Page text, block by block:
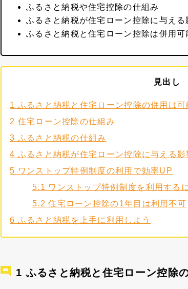
ふるさと納税や住宅控除の仕組み
ふるさと納税が住宅ローン控除に与える
ふるさと納税と住宅ローン控除は併用可
見出し
1 ふるさと納税と住宅ローン控除の併用は可
2 住宅ローン控除の仕組み
3 ふるさと納税の仕組み
4 ふるさと納税が住宅ローン控除に与える影
5 ワンストップ特例制度の利用で効率UP
5.1 ワンストップ特例制度を利用する
5.2 住宅ローン控除の1年目は利用不可
6 ふるさと納税を上手に利用しよう
ふるさと納税と住宅ローン控除